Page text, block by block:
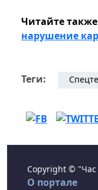
Читайте
нарушение
Теги:
Copyright ©
О портале